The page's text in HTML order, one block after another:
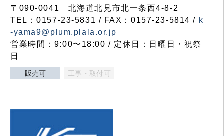
〒090-0041 北海道北見市北一条西4-8-2
TEL：0157-23-5831 / FAX：0157-23-5814 / k
-yama9@plum.plala.or.jp
営業時間：9:00〜18:00 / 定休日：日曜日・祝祭
日
販売可 工事・取付可